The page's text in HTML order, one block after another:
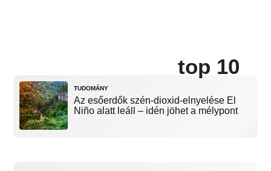
top 10
TUDOMÁNY
Az esőerdők szén-dioxid-elnyelése El
Niño alatt leáll – idén jöhet a mélypont